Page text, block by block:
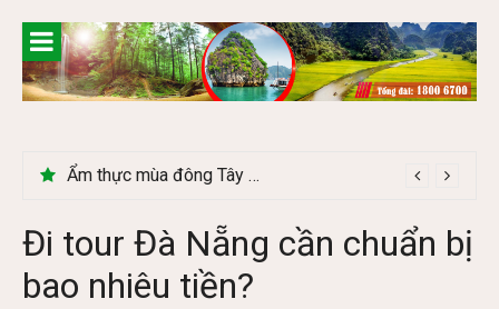
content
Ẩm thực mùa đông Tây Bắc có gì đặc biệt
Đi tour Đà Nẵng cần chuẩn bị
bao nhiêu tiền?